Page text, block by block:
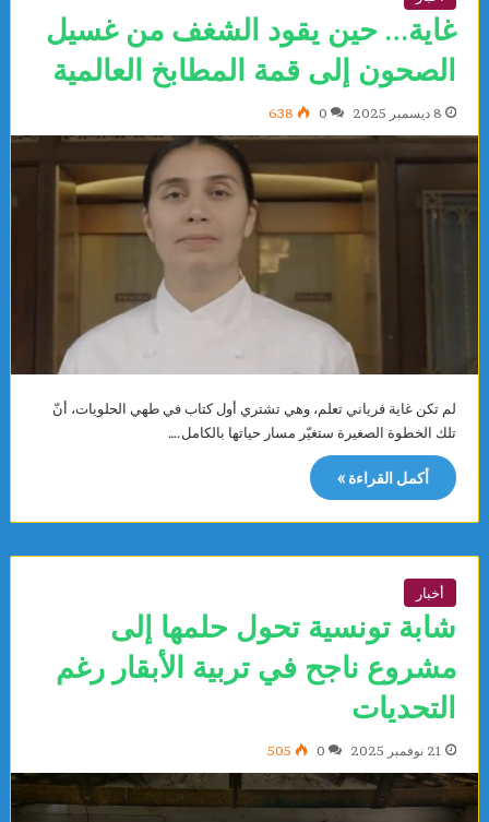
غاية… حين يقود الشغف من غسيل
الصحون إلى قمة المطابخ العالمية
8 ديسمبر 2025 0
638
لم تكن غاية فرياني تعلم، وهي تشتري أول كتاب في طهي الحلويات، أنّ
تلك الخطوة الصغيرة ستغيّر مسار حياتها بالكامل.…
أكمل القراءة »
أخبار
شابة تونسية تحول حلمها إلى
مشروع ناجح في تربية الأبقار رغم
التحديات
21 نوفمبر 2025 0
505